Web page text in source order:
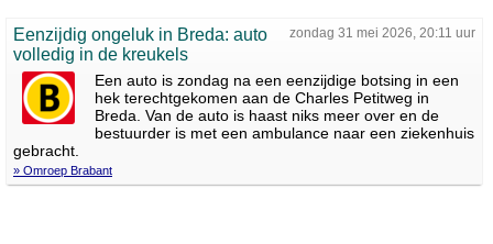
zondag 31 mei 2026, 20:11 uur
Eenzijdig ongeluk in Breda: auto
volledig in de kreukels
Een auto is zondag na een eenzijdige botsing in een
hek terechtgekomen aan de Charles Petitweg in
Breda. Van de auto is haast niks meer over en de
bestuurder is met een ambulance naar een ziekenhuis
gebracht.
» Omroep Brabant